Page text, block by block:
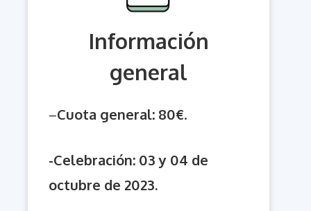
Información
general
–Cuota general: 80€.
-Celebración: 03 y 04 de
octubre de 2023.